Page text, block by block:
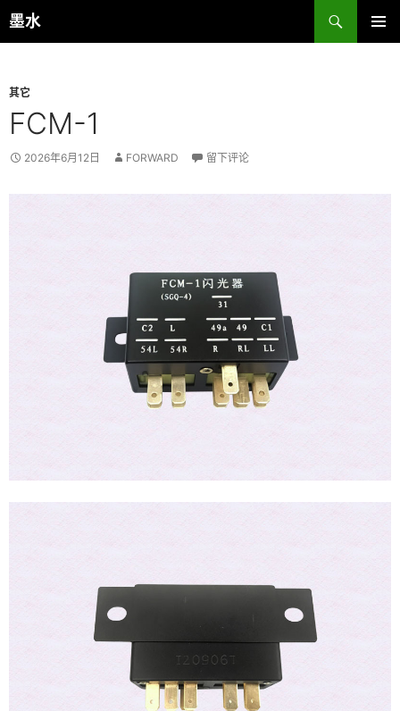
跳
至
墨水
搜
索
其它
FCM-1
2026年6月12日 FORWARD 留下评论